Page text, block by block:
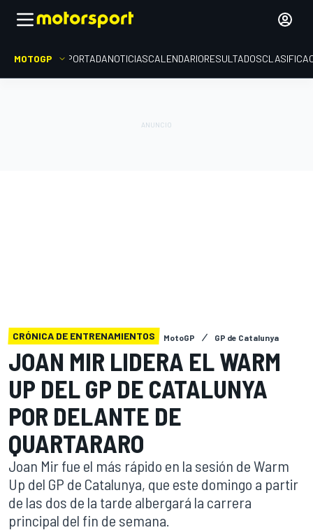
MOTOGP PORTADANOTICIASCALENDARIORESULTADOS
CRÓNICA DE ENTRENAMIENTOS MotoGP GP de Catalunya
JOAN MIR LIDERA EL WARM
UP DEL GP DE CATALUNYA
POR DELANTE DE
QUARTARARO
Joan Mir fue el más rápido en la sesión de Warm
Up del GP de Catalunya, que este domingo a partir
de las dos de la tarde albergará la carrera
principal del fin de semana.